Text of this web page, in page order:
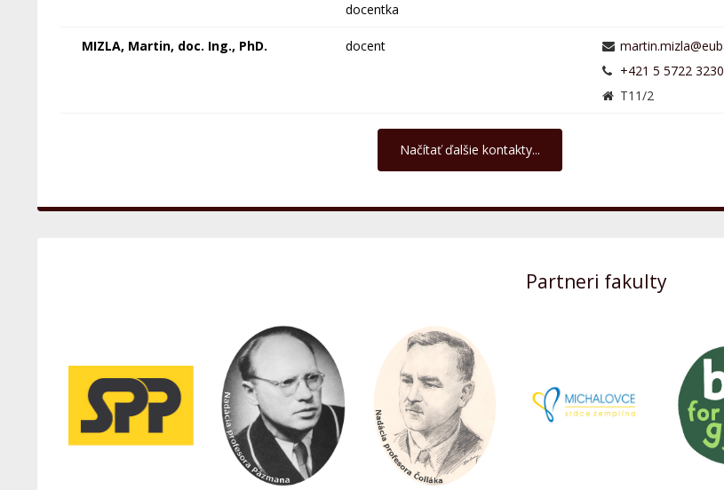
docentka
MIZLA, Martin, doc. Ing., PhD.
docent
+421 5 5722 3230
T11/2
Načítať ďalšie kontakty...
Partneri fakulty